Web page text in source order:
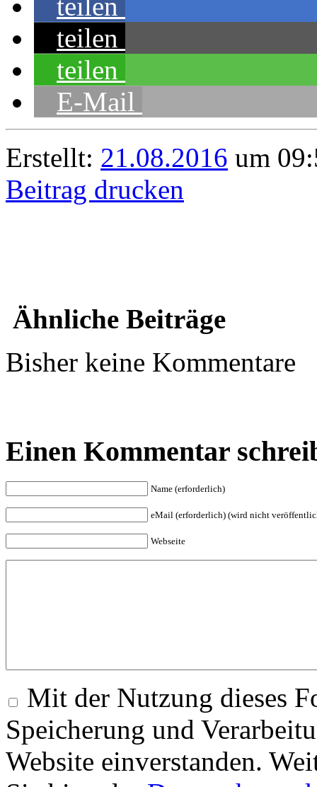
teilen
teilen
teilen
E-Mail
Erstellt: 21.08.2016 um
Beitrag drucken
Ähnliche Beiträge
Bisher keine Kommentare
Einen Kommentar
Name (erforderlich)
eMail (erforderlich) (wird nicht
Webseite
Mit der Nutzung dieses
Speicherung und
Website einverstanden.